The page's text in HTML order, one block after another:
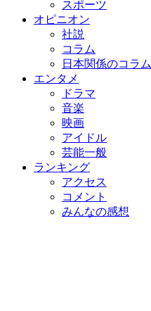
スポーツ
オピニオン
社説
コラム
日本関係のコラム
エンタメ
ドラマ
音楽
映画
アイドル
芸能一般
ランキング
アクセス
コメント
みんなの感想